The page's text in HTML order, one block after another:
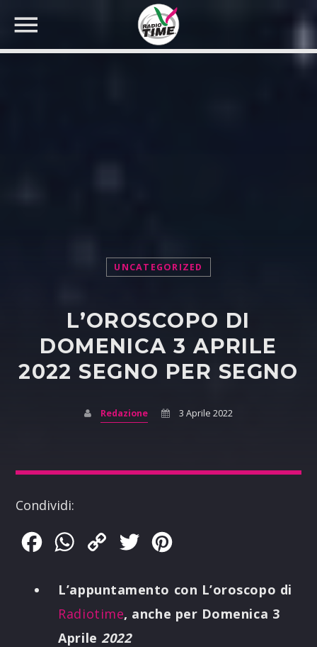
UNCATEGORIZED
L’OROSCOPO DI
DOMENICA 3 APRILE
2022 SEGNO PER SEGNO
Redazione 3 Aprile 2022
Condividi:
FacebookWhatsApp
Copy
Twitter
L’appuntamento con L’oroscopo di
Radiotime, anche per Domenica 3
Aprile 2022